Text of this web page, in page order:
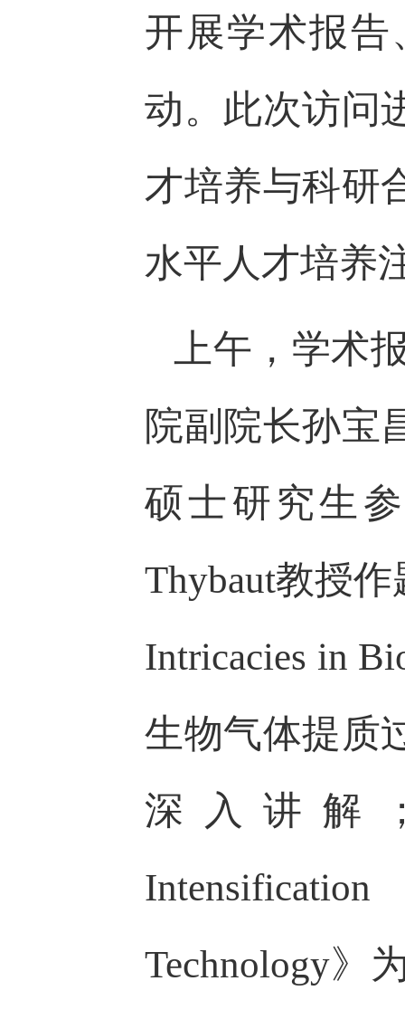
开展学术报
动。此次访问
才培养与科研
水平人才培养
上午，学术
院副院长孙宝
硕士研究生
Thybaut教授作
Intricacies in
生物气体提质
深入讲解
Technology》